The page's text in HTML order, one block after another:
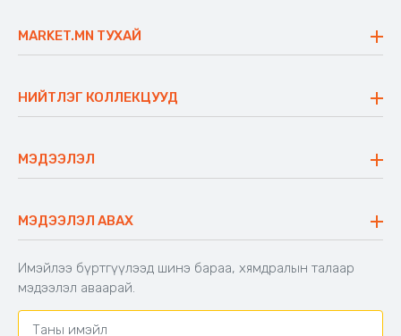
MARKET.MN ТУХАЙ
Үнэт зүйлс
Ажлын байр
Блог
НИЙТЛЭГ КОЛЛЕКЦУУД
Сүүдрэвч
Аяны ширээ
Аяны түшлэгтэй сандал
МЭДЭЭЛЭЛ
Буцаалтын журам
Захиалга шалгах
Хамтран ажиллах
Холбоо барих
МЭДЭЭЛЭЛ АВАХ
Имэйлээ бүртгүүлээд шинэ бараа, хямдралын талаар
мэдээлэл аваарай.